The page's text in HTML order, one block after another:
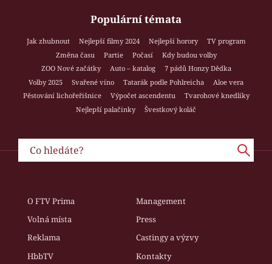
Populární témata
Jak zhubnout Nejlepší filmy 2024 Nejlepší horory
TV program
Změna času
Partie Počasí
Kdy budou volby
ZOO Nové začátky
Auto – katalog
7 pádů Honzy Dědka
Volby 2025
Svařené víno Tatarák podle Pohlreicha
Aloe vera
Pěstování lichořeřišnice
Výpočet ascendentu
Tvarohové knedlíky
Nejlepší palačinky
Švestkový koláč
O FTV Prima
Management
Volná místa
Press
Reklama
Castingy a výzvy
HbbTV
Kontakty